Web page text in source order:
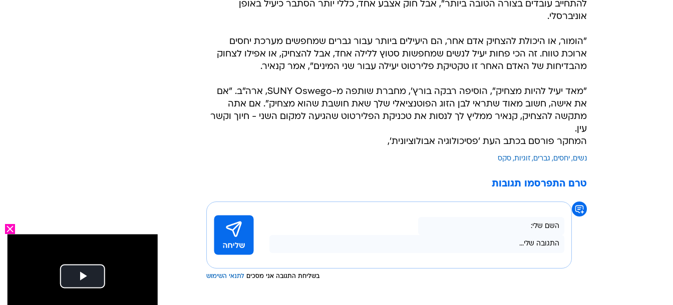
להתחייב עובדים בצורה הטובה ביותר", אבל חוק אצבע אחד, כללי יותר הסתבר כיעיל באופן
אוניברסלי.
"הומור, או היכולת להצחיק אדם אחר, הם היעילים ביותר עבור גברים שמחפשים מערכת יחסים
ארוכת טווח. זה הכי פחות יעיל לנשים שמחפשות סטוץ ללילה אחד, אבל להצחיק, או אפילו לצחוק
מהבדיחות של האדם האחר זו טקטיקת פלירטוט יעילה עבור שני המינים", אמר קנאיר.
"מאד יעיל להיות מצחיק", הוסיפה רבקה בורץ', מחברת שותפה מ-SUNY Oswego, ארה"ב. "אם
את אישה, חשוב מאוד שתראי לבן הזוג הפוטנציאלי שלך שאת חושבת שהוא מצחיק". אם אתה
מתקשה להצחיק, קנאיר ממליץ לך לנסות את טכניקת הפלירטוט שהגיעה למקום השני - חיוך וקשר
עין.
המחקר פורסם בכתב העת 'פסיכולוגיה אבולוציונית',
נשים יחסים גברים זוגיות סקס
טרם התפרסמו תגובות
בשליחת התגובה אני מסכים לתנאי השימוש